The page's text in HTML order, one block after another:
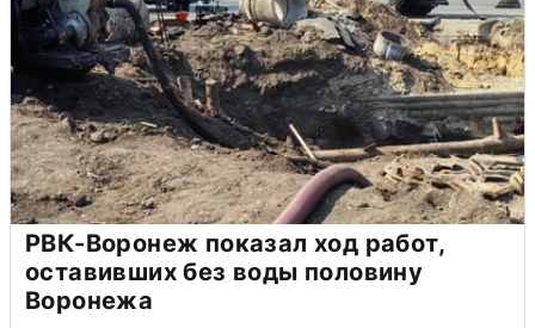
РВК-Воронеж показал ход работ,
оставивших без воды половину
Воронежа